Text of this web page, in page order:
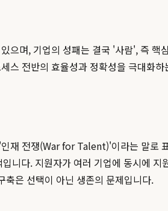
으며, 기업의 성패는 결국 '사람', 즉 핵
스 전반의 효율성과 정확성을 극대화
재 전쟁(War for Talent)'이라는 말로
니다. 지원자가 여러 기업에 동시에 지
축은 선택이 아닌 생존의 문제입니다.